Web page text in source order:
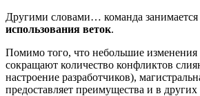
Другими словами… команда занимается
использования веток.
Помимо того, что небольшие
сокращают количество конфликтов
настроение разработчиков),
предоставляет преимущества и в других